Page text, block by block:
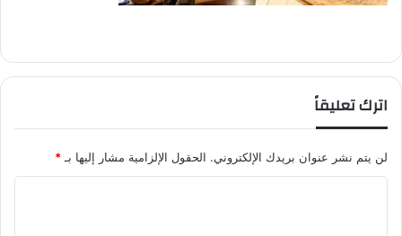
اترك تعليقاً
لن يتم نشر عنوان بريدك الإلكتروني. الحقول الإلزامية مشار إليها بـ *